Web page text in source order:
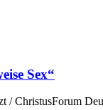
Sex“
/ ChristusForum